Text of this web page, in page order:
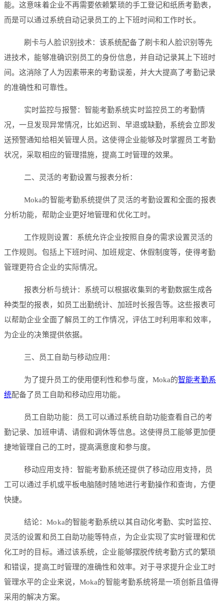
能。这意味着企业不再需要依赖繁琐的手工登记和纸质考勤表，
而是可以通过系统自动记录员工的上下班时间和工作时长。
刷卡与人脸识别技术：该系统配备了刷卡和人脸识别等先
进技术，能够准确识别员工的身份信息，并自动记录其上下班时
间。这消除了人为因素带来的考勤误差，并大大提高了考勤记录
的准确性和可靠性。
实时监控与报警：智能考勤系统实时监控员工的考勤情
况，一旦发现异常情况，比如迟到、早退或缺勤，系统会立即发
送预警通知给相关管理人员。这使得企业能够及时掌握员工考勤
状况，采取相应的管理措施，提高工时管理的效果。
二、灵活的考勤设置与报表分析：
Moka的智能考勤系统提供了灵活的考勤设置和全面的报表
分析功能，帮助企业更好地管理和优化工时。
工作规则设置：系统允许企业按照自身的需求设置灵活的
工作规则。包括上下班时间、加班规定、休假制度等，使得考勤
管理更符合企业的实际情况。
报表分析与统计：系统可以根据收集到的考勤数据生成各
种类型的报表，如员工出勤统计、加班时长报告等。这些报表可
以帮助企业全面了解员工的工作情况，评估工时利用率和效率，
为企业的决策提供依据。
三、员工自助与移动应用：
为了提升员工的使用便利性和参与度，Moka的智能考勤系
统配备了员工自助和移动应用功能。
员工自助功能：员工可以通过系统自助功能查看自己的考
勤记录、加班申请、请假和调休等信息。这使得员工能够更加便
捷地管理自己的工时，提高满意度和参与度。
移动应用支持：智能考勤系统还提供了移动应用支持，员
工可以通过手机或平板电脑随时随地进行考勤操作和查询，方便
快捷。
结论：Moka的智能考勤系统以其自动化考勤、实时监控、
灵活的设置和员工自助功能等特点，为企业实现了实时管理和优
化工时的目标。通过该系统，企业能够摆脱传统考勤方式的繁琐
和错误，提高工时管理的准确性和效率。对于寻求提升企业工时
管理水平的企业来说，Moka的智能考勤系统将是一项创新且值得
采用的解决方案。